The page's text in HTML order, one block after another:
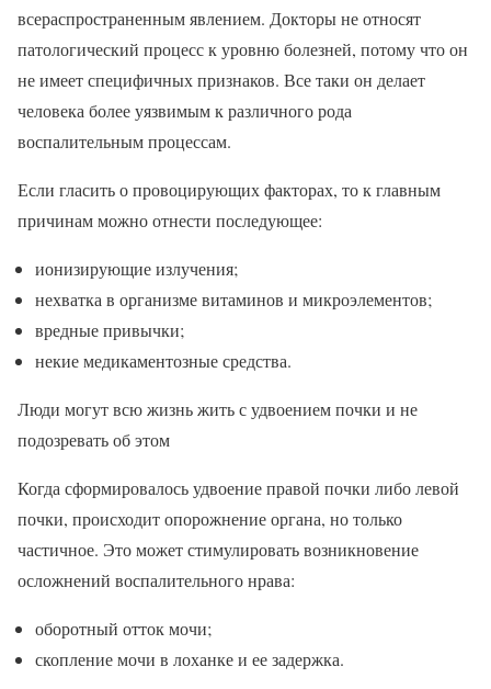
всераспространенным явлением. Докторы не относят
патологический процесс к уровню болезней, потому что он
не имеет специфичных признаков. Все таки он делает
человека более уязвимым к различного рода
воспалительным процессам.
Если гласить о провоцирующих факторах, то к главным
причинам можно отнести последующее:
ионизирующие излучения;
нехватка в организме витаминов и микроэлементов;
вредные привычки;
некие медикаментозные средства.
Люди могут всю жизнь жить с удвоением почки и не
подозревать об этом
Когда сформировалось удвоение правой почки либо левой
почки, происходит опорожнение органа, но только
частичное. Это может стимулировать возникновение
осложнений воспалительного нрава:
оборотный отток мочи;
скопление мочи в лоханке и ее задержка.